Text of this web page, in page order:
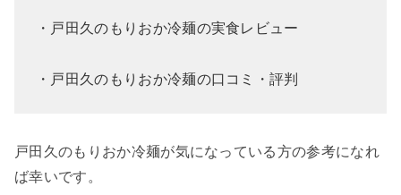
・戸田久のもりおか冷麺の実食レビュー
・戸田久のもりおか冷麺の口コミ・評判
戸田久のもりおか冷麺が気になっている方の参考になれ
ば幸いです。